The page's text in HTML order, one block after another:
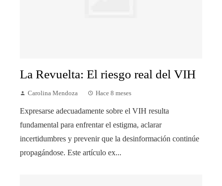
La Revuelta: El riesgo real del VIH
Carolina Mendoza Hace 8 meses
Expresarse adecuadamente sobre el VIH resulta
fundamental para enfrentar el estigma, aclarar
incertidumbres y prevenir que la desinformación continúe
propagándose. Este artículo ex...